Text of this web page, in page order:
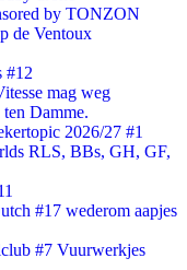
by TONZON
de Ventoux
#12
mag weg
Damme.
2026/27 #1
RLS, BBs, GH, GF,
#17 wederom aapjes
#7 Vuurwerkjes